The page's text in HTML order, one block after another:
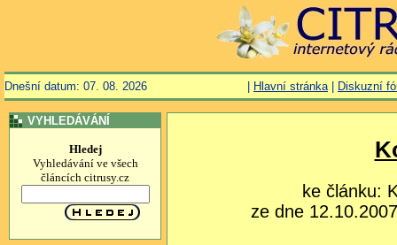
Dnešní datum: 07. 08. 2026 Hlavní stránka| Diskuzní
VYHLEDÁVÁNÍ
Hledej
Vyhledávání ve všech
článcích citrusy.cz
ke článku:
ze dne